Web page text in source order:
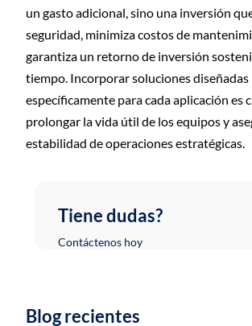
un gasto adicional, sino una inversión
seguridad, minimiza costos de
garantiza un retorno de inversión
tiempo. Incorporar soluciones diseñadas
específicamente para cada aplicación es
prolongar la vida útil de los equipos y
estabilidad de operaciones estratégicas.
Tiene dudas?
Contáctenos hoy
Blog recientes